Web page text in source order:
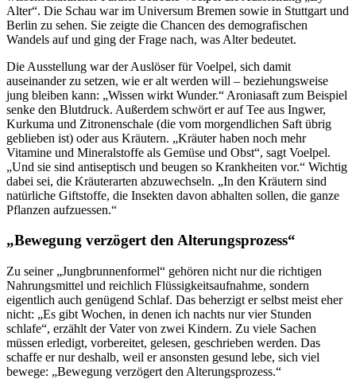
Alter“. Die Schau war im Universum Bremen sowie in Stuttgart und
Berlin zu sehen. Sie zeigte die Chancen des demografischen
Wandels auf und ging der Frage nach, was Alter bedeutet.
Die Ausstellung war der Auslöser für Voelpel, sich damit
auseinander zu setzen, wie er alt werden will – beziehungsweise
jung bleiben kann: „Wissen wirkt Wunder.“ Aroniasaft zum Beispiel
senke den Blutdruck. Außerdem schwört er auf Tee aus Ingwer,
Kurkuma und Zitronenschale (die vom morgendlichen Saft übrig
geblieben ist) oder aus Kräutern. „Kräuter haben noch mehr
Vitamine und Mineralstoffe als Gemüse und Obst“, sagt Voelpel.
„Und sie sind antiseptisch und beugen so Krankheiten vor.“ Wichtig
dabei sei, die Kräuterarten abzuwechseln. „In den Kräutern sind
natürliche Giftstoffe, die Insekten davon abhalten sollen, die ganze
Pflanzen aufzuessen.“
„Bewegung verzögert den Alterungsprozess“
Zu seiner „Jungbrunnenformel“ gehören nicht nur die richtigen
Nahrungsmittel und reichlich Flüssigkeitsaufnahme, sondern
eigentlich auch genügend Schlaf. Das beherzigt er selbst meist eher
nicht: „Es gibt Wochen, in denen ich nachts nur vier Stunden
schlafe“, erzählt der Vater von zwei Kindern. Zu viele Sachen
müssen erledigt, vorbereitet, gelesen, geschrieben werden. Das
schaffe er nur deshalb, weil er ansonsten gesund lebe, sich viel
bewege: „Bewegung verzögert den Alterungsprozess.“